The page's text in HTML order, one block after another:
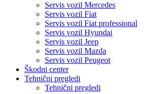
Servis vozil Mercedes
Servis vozil Fiat
Servis vozil Fiat professional
Servis vozil Hyundai
Servis vozil Jeep
Servis vozil Mazda
Servis vozil Peugeot
Škodni center
Tehnični pregledi
Tehnični pregledi